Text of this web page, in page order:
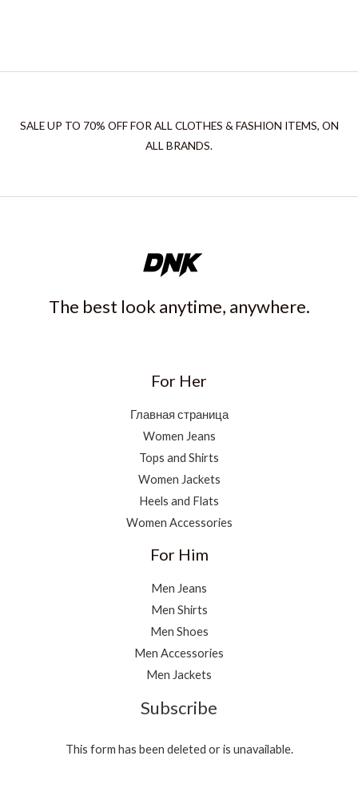
SALE UP TO 70% OFF FOR ALL CLOTHES & FASHION ITEMS, ON
ALL BRANDS.
The best look anytime, anywhere.
For Her
Главная страница
Women Jeans
Tops and Shirts
Women Jackets
Heels and Flats
Women Accessories
For Him
Men Jeans
Men Shirts
Men Shoes
Men Accessories
Men Jackets
Subscribe
This form has been deleted or is unavailable.